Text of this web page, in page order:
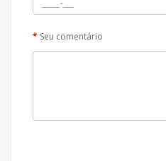
Seu comentário